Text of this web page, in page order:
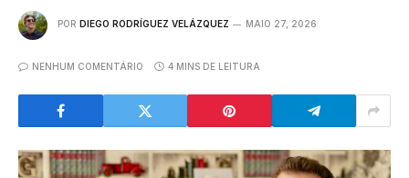
POR DIEGO RODRÍGUEZ VELÁZQUEZ MAIO 27, 2026
NENHUM COMENTÁRIO 4 MINS DE LEITURA